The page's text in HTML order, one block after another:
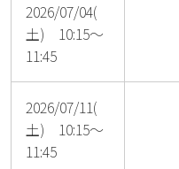
2026/07/04(
土) 10:15～
11:45
2026/07/11(
土) 10:15～
11:45